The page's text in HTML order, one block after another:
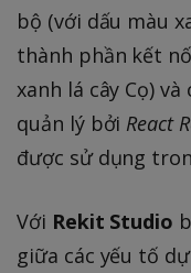
bộ (với dấu màu
thành phần kết
xanh lá cây Cọ)
quản lý bởi React
được sử dụng
Với Rekit Studio
giữa các yếu tố